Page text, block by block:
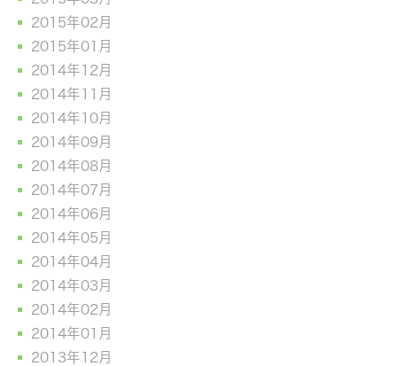
2015年02月
2015年01月
2014年12月
2014年11月
2014年10月
2014年09月
2014年08月
2014年07月
2014年06月
2014年05月
2014年04月
2014年03月
2014年02月
2014年01月
2013年12月